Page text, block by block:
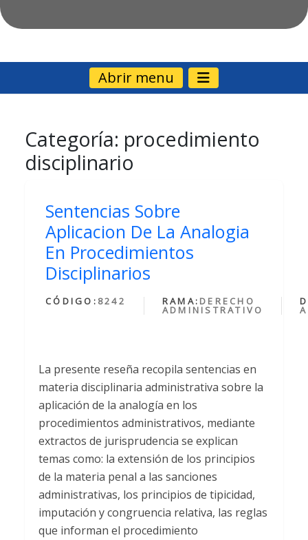
Abrir menu
Categoría: procedimiento
disciplinario
Sentencias Sobre
Aplicacion De La Analogia
En Procedimientos
Disciplinarios
CÓDIGO: 8242 RAMA: DERECHO
ADMINISTRATIVO
La presente reseña recopila sentencias en
materia disciplinaria administrativa sobre la
aplicación de la analogía en los
procedimientos administrativos, mediante
extractos de jurisprudencia se explican
temas como: la extensión de los principios
de la materia penal a las sanciones
administrativas, los principios de tipicidad,
imputación y congruencia relativa, las reglas
que informan el procedimiento